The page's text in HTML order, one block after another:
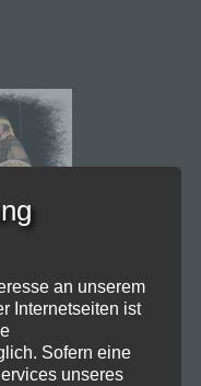
an unserem
Internetseiten ist
Sofern eine
unseres